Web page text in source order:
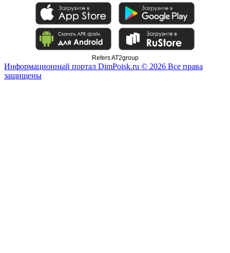
Refers AT2group
Информационный портал DimPoisk.ru © 2026 Все права
защищены